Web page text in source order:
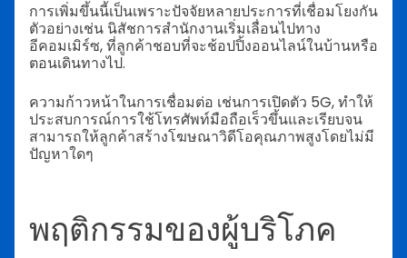
การเพิ่มขึ้นนี้เป็นเพราะปัจจัยหลายประการที่เชื่อมโยงกัน
ตัวอย่างเช่น นิสัชการสำนักงานเริ่มเลื่อนไปทาง
อีคอมเมิร์ซ, ที่ลูกค้าชอบที่จะช้อปปิ้งออนไลน์ในบ้านหรือ
ตอนเดินทางไป.
ความก้าวหน้าในการเชื่อมต่อ เช่นการเปิดตัว 5G, ทำให้
ประสบการณ์การใช้โทรศัพท์มือถือเร็วขึ้นและเรียบจน
สามารถให้ลูกค้าสร้างโฆษณาวิดีโอคุณภาพสูงโดยไม่มี
ปัญหาใดๆ
พฤติกรรมของผู้บริโภค